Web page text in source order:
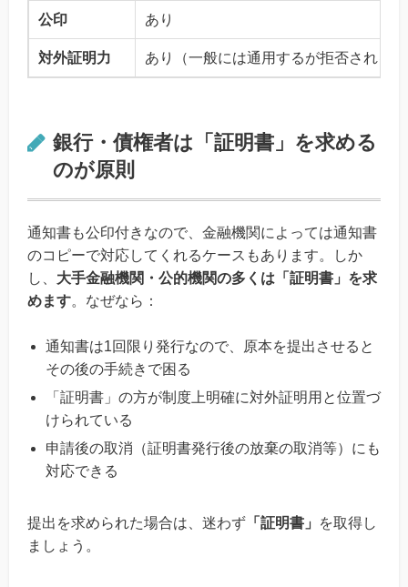
公印 あり
対外証明力 あり（一般には通用するが拒否される
銀行・債権者は「証明書」を求める
のが原則
通知書も公印付きなので、金融機関によっては通知書
のコピーで対応してくれるケースもあります。しか
し、 大手金融機関・公的機関の多くは「証明書」を求
めます。なぜなら：
通知書は1回限り発行なので、原本を提出させると
その後の手続きで困る
「証明書」の方が制度上明確に対外証明用と位置づ
けられている
申請後の取消（証明書発行後の放棄の取消等）にも
対応できる
提出を求められた場合は、迷わず 「証明書」
を取得し
ましょう。